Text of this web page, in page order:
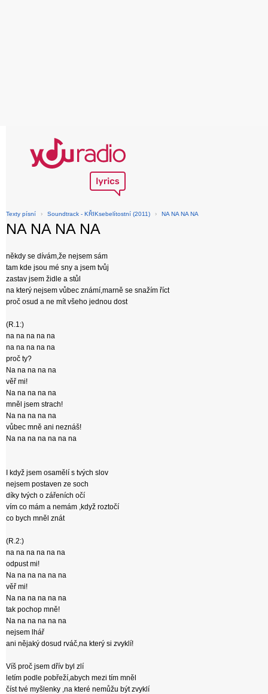
Texty písní › Soundtrack - KŘIKsebelítostní (2011) › NA NA NA NA
NA NA NA NA
někdy se dívám,že nejsem sám
tam kde jsou mé sny a jsem tvůj
zastav jsem židle a stůl
na který nejsem vůbec známí,marně se snažím říct
proč osud a ne mít všeho jednou dost
(R.1:)
na na na na na
na na na na na
proč ty?
Na na na na na
věř mi!
Na na na na na
mněl jsem strach!
Na na na na na
vůbec mně ani neznáš!
Na na na na na na na
I když jsem osamělí s tvých slov
nejsem postaven ze soch
díky tvých o zářeních očí
vím co mám a nemám ,když roztočí
co bych mněl znát
(R.2:)
na na na na na na
odpust mi!
Na na na na na na
věř mi!
Na na na na na na
tak pochop mně!
Na na na na na na
nejsem lhář
ani nějaký dosud rváč,na který si zvyklí!
Víš proč jsem dřív byl zlí
letím podle pobřeží,abych mezi tím mněl
číst tvé myšlenky ,na které nemůžu být zvyklí